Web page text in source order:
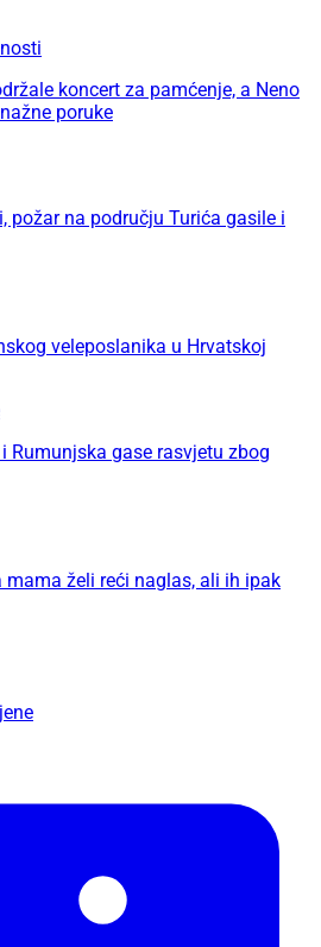
koncert za pamćenje, a Neno
poruke
požar na području Turića gasile i
veleposlanika u Hrvatskoj
Rumunjska gase rasvjetu zbog
želi reći naglas, ali ih ipak